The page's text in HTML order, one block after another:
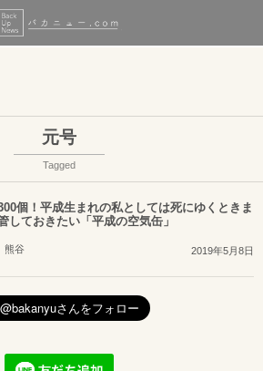
元号
Tagged
個！平成生まれの私としては死にゆくときま
しておきたい「平成の空気缶」
熊谷 2019年5月8日